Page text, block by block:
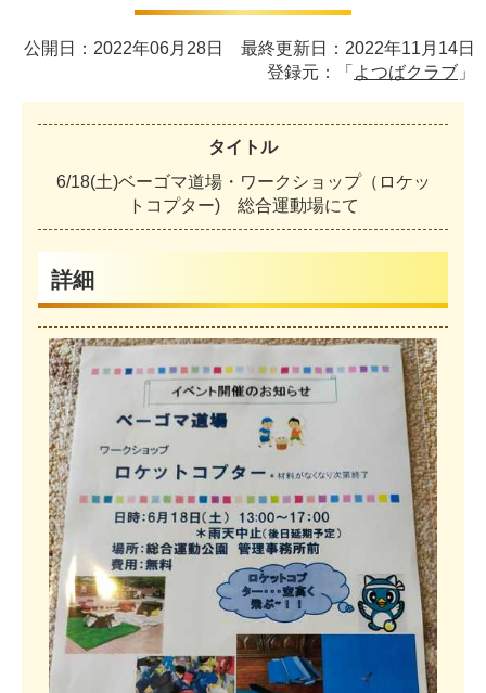
公開日：2022年06月28日 最終更新日：2022年11月14日
登録元：「 よつばクラブ 」
タイトル
6/18(土)ベーゴマ道場・ ワーク シ ョ ップ（ ロケッ
ト コ プター) 総合運動場にて
詳細